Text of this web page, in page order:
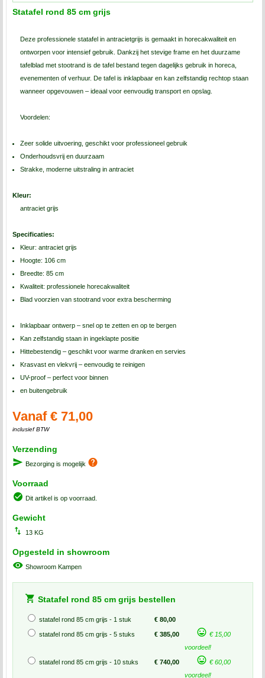
Statafel rond 85 cm grijs
Deze professionele statafel in antracietgrijs is gemaakt in horecakwaliteit en
ontworpen voor intensief gebruik. Dankzij het stevige frame en het duurzame
tafelblad met stootrand is de tafel bestand tegen dagelijks gebruik in horeca,
evenementen of verhuur. De tafel is inklapbaar en kan zelfstandig rechtop staan
wanneer opgevouwen – ideaal voor eenvoudig transport en opslag.
Voordelen:
Zeer solide uitvoering, geschikt voor professioneel gebruik
Onderhoudsvrij en duurzaam
Strakke, moderne uitstraling in antraciet
Kleur:
antraciet grijs
Specificaties:
Kleur: antraciet grijs
Hoogte: 106 cm
Breedte: 85 cm
Kwaliteit: professionele horecakwaliteit
Blad voorzien van stootrand voor extra bescherming
Inklapbaar ontwerp – snel op te zetten en op te bergen
Kan zelfstandig staan in ingeklapte positie
Hittebestendig – geschikt voor warme dranken en servies
Krasvast en vlekvrij – eenvoudig te reinigen
UV-proof – perfect voor binnen
en buitengebruik
Vanaf € 71,00
inclusief BTW
Verzending
Bezorging is mogelijk
Voorraad
Dit artikel is op voorraad.
Gewicht
13 KG
Opgesteld in showroom
Showroom Kampen
Statafel rond 85 cm grijs bestellen
statafel rond 85 cm grijs - 1 stuk € 80,00
statafel rond 85 cm grijs - 5 stuks € 385,00
€ 15,00
voordeel!
statafel rond 85 cm grijs - 10 stuks € 740,00
€ 60,00
voordeel!